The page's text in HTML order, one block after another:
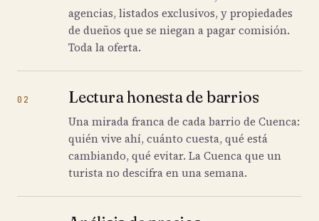
agencias, listados exclusivos, y propiedades
de dueños que se niegan a pagar comisión.
Toda la oferta.
02 Lectura honesta de barrios
Una mirada franca de cada barrio de Cuenca:
quién vive ahí, cuánto cuesta, qué está
cambiando, qué evitar. La Cuenca que un
turista no descifra en una semana.